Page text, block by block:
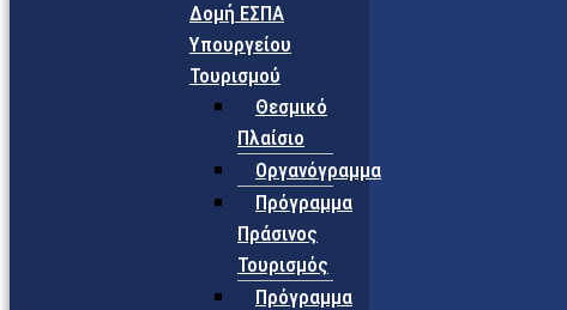
Δομή ΕΣΠΑ
Υπουργείου
Τουρισμού
Θεσμικό
Πλαίσιο
Οργανόγραμμα
Πρόγραμμα
Πράσινος
Τουρισμός
Πρόγραμμα